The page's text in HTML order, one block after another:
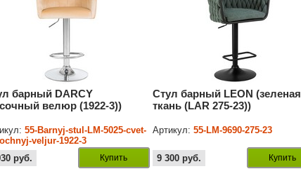
барный DARCY
велюр (1922-3))
55-Barnyj-stul-LM-5025-cvet-
veljur-1922-3
руб. Купить
Стул барный LEON (зеленая
ткань (LAR 275-23))
Артикул:55-LM-9690-275-23
9 300 руб. Купить